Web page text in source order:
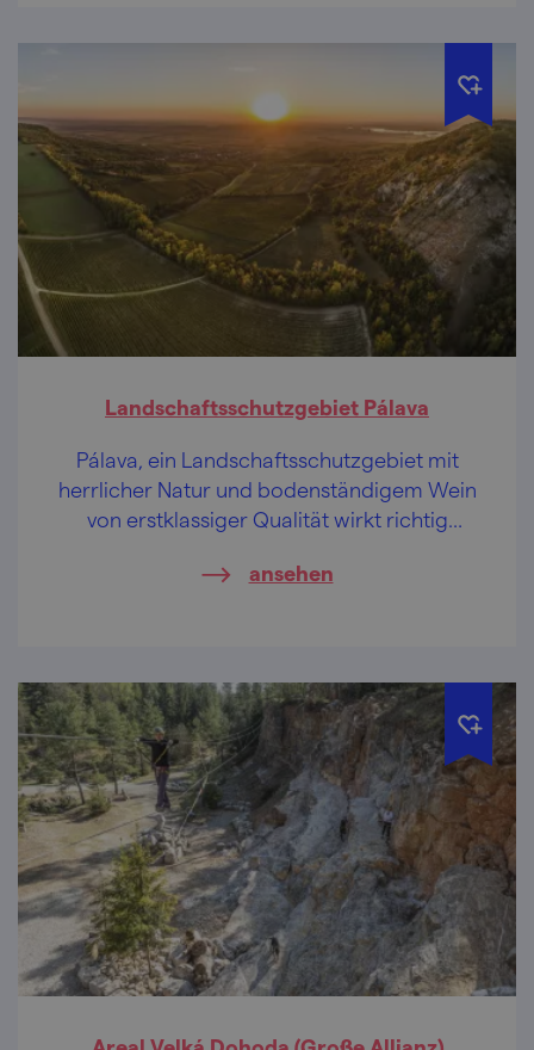
Landschaftsschutzgebiet Pálava
Pálava, ein Landschaftsschutzgebiet mit
herrlicher Natur und bodenständigem Wein
von erstklassiger Qualität wirkt richtig
ansehen